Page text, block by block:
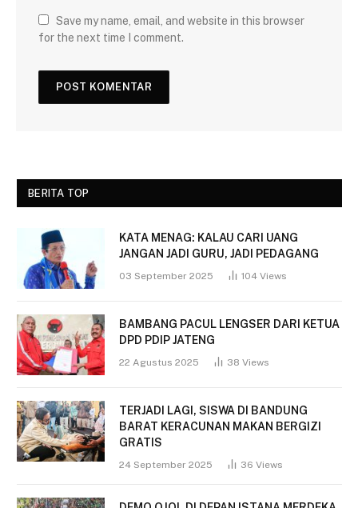
Save my name, email, and website in this browser
for the next time I comment.
BERITA TOP
KATA MENAG: KALAU CARI UANG
JANGAN JADI GURU, JADI PEDAGANG
03 September 2025 104 Views
BAMBANG PACUL LENGSER DARI KETUA
DPD PDIP JATENG
22 Agustus 2025 38 Views
TERJADI LAGI, SISWA DI BANDUNG
BARAT KERACUNAN MAKAN BERGIZI
GRATIS
24 September 2025 36 Views